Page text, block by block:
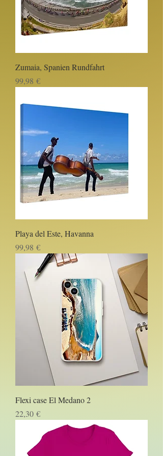
Zumaia, Spanien Rundfahrt
Prezzo
99,98 €
Playa del Este, Havanna
Prezzo
99,98 €
Flexi case El Medano 2
Prezzo
22,30 €